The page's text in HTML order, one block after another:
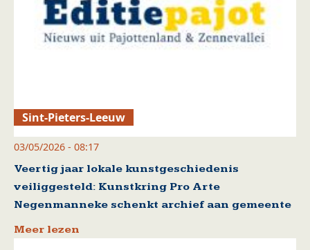
Sint-Pieters-Leeuw
03/05/2026 - 08:17
Veertig jaar lokale kunstgeschiedenis
veiliggesteld: Kunstkring Pro Arte
Negenmanneke schenkt archief aan gemeente
Meer lezen